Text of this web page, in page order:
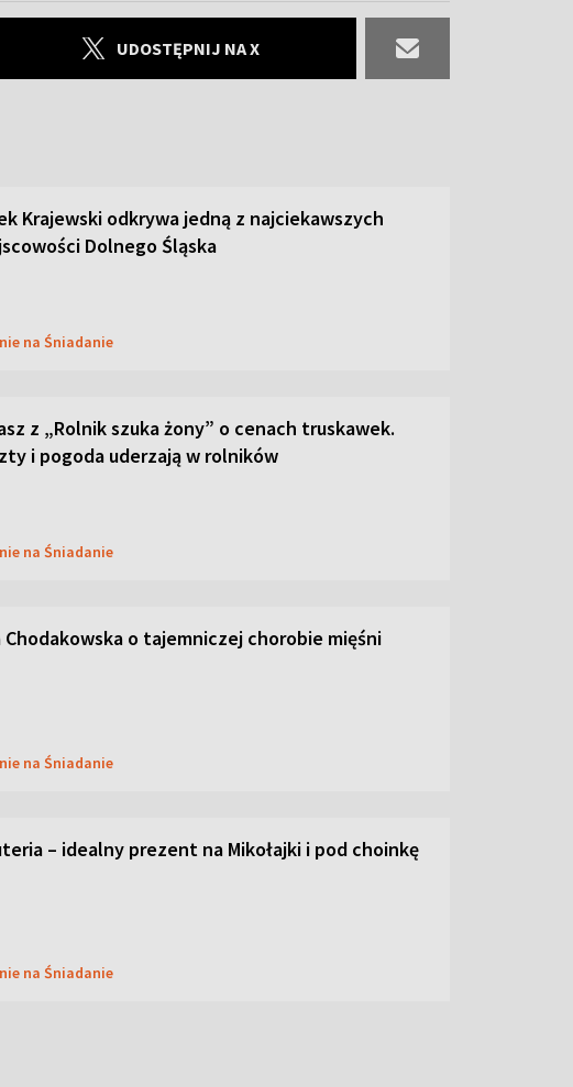
UDOSTĘPNIJ NA X
Krajewski odkrywa jedną z najciekawszych
Dolnego Śląska
na Śniadanie
z „Rolnik szuka żony” o cenach truskawek.
i pogoda uderzają w rolników
na Śniadanie
Chodakowska o tajemniczej chorobie mięśni
na Śniadanie
– idealny prezent na Mikołajki i pod choinkę
na Śniadanie